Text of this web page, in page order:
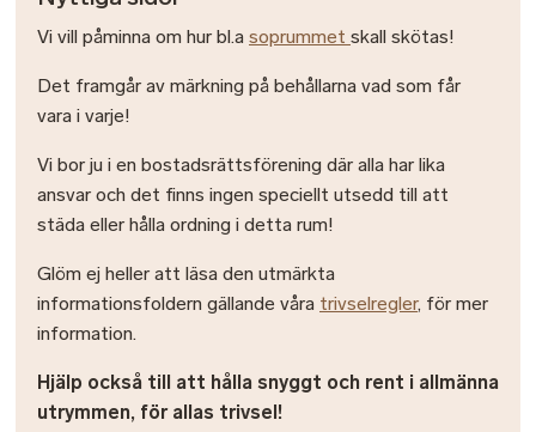
Vi vill påminna om hur bl.a soprummet skall skötas!
Det framgår av märkning på behållarna vad som får
vara i varje!
Vi bor ju i en bostadsrättsförening där alla har lika
ansvar och det finns ingen speciellt utsedd till att
städa eller hålla ordning i detta rum!
Glöm ej heller att läsa den utmärkta
informationsfoldern gällande våra trivselregler, för mer
information.
Hjälp också till att hålla snyggt och rent i allmänna
utrymmen, för allas trivsel!